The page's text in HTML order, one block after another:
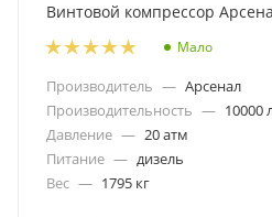
Винтовой компрессор
Мало
Производитель — Арсенал
Производительность — 10000
Давление — 20 атм
Питание — дизель
Вес — 1795 кг